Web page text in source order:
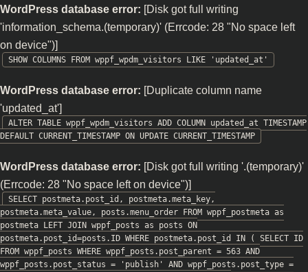
WordPress database error: [Disk got full writing
'information_schema.(temporary)' (Errcode: 28 "No space left
on device")]
SHOW COLUMNS FROM wppf_wpdm_visitors LIKE 'updated_at'
WordPress database error: [Duplicate column name
'updated_at']
ALTER TABLE wppf_wpdm_visitors ADD COLUMN updated_at TIMESTAMP
DEFAULT CURRENT_TIMESTAMP ON UPDATE CURRENT_TIMESTAMP
WordPress database error: [Disk got full writing '.(temporary)'
(Errcode: 28 "No space left on device")]
SELECT postmeta.post_id, postmeta.meta_key,
postmeta.meta_value, posts.menu_order FROM wppf_postmeta as
postmeta LEFT JOIN wppf_posts as posts ON
postmeta.post_id=posts.ID WHERE postmeta.post_id IN ( SELECT ID
FROM wppf_posts WHERE wppf_posts.post_parent = 563 AND
wppf_posts.post_status = 'publish' AND wppf_posts.post_type =